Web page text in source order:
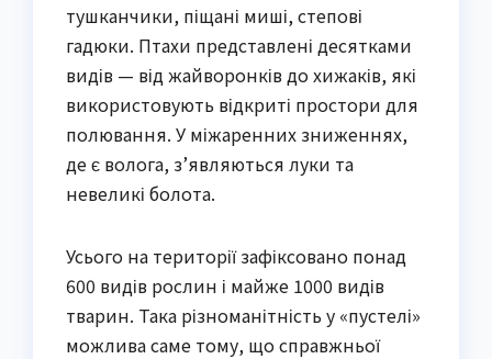
тушканчики, піщані миші, степові
гадюки. Птахи представлені десятками
видів — від жайворонків до хижаків, які
використовують відкриті простори для
полювання. У міжаренних зниженнях,
де є волога, з’являються луки та
невеликі болота.
Усього на території зафіксовано понад
600 видів рослин і майже 1000 видів
тварин. Така різноманітність у «пустелі»
можлива саме тому, що справжньої